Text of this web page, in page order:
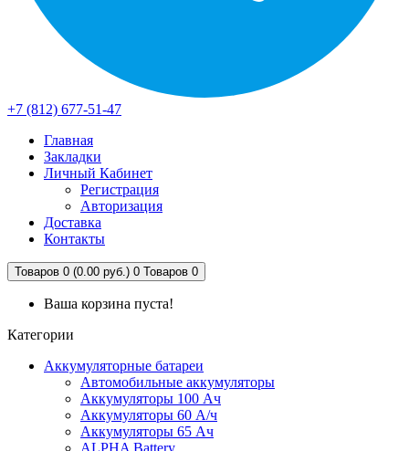
+7 (812) 677-51-47
Главная
Закладки
Личный Кабинет
Регистрация
Авторизация
Доставка
Контакты
Товаров 0 (0.00 руб.) 0 Товаров 0
Ваша корзина пуста!
Категории
Аккумуляторные батареи
Автомобильные аккумуляторы
Аккумуляторы 100 Ач
Аккумуляторы 60 А/ч
Аккумуляторы 65 Ач
ALPHA Battery